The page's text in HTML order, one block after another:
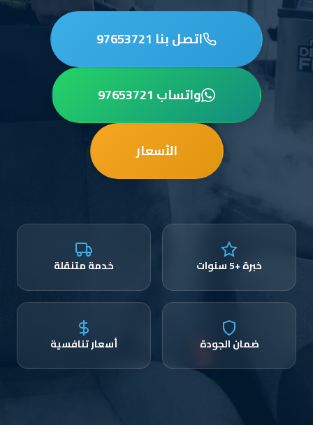
اتصل بنا 97653721
واتساب 97653721
الأسعار
خبرة +5 سنوات خدمة متنقلة
ضمان الجودة أسعار تنافسية